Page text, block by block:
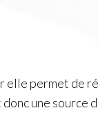
elle permet de
une source